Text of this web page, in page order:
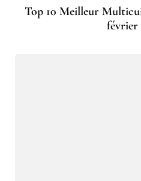
Top 10 Meilleur
février